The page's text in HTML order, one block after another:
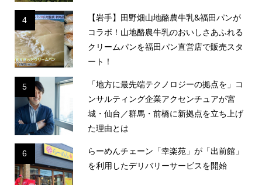
4
【岩手】田野畑山地酪農牛乳&福田パンが
コラボ！山地酪農牛乳のおいしさあふれる
クリームパンを福田パン直営店で販売スタ
ート！
5
「地方に最先端テクノロジーの拠点を」コ
ンサルティング企業アクセンチュアが宮
城・仙台／群馬・前橋に新拠点を立ち上げ
た理由とは
6
らーめんチェーン「幸楽苑」が「出前館」
を利用したデリバリーサービスを開始